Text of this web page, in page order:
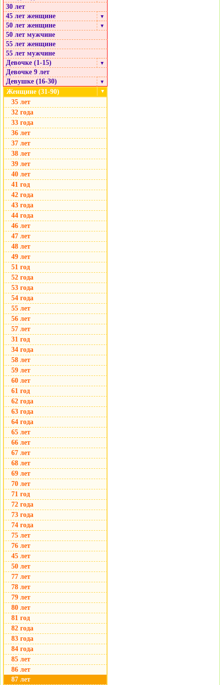
30 лет
45 лет женщине
▼
50 лет женщине ▼
50 лет мужчине
55 лет женщине
55 лет мужчине
Девочке (1-15)
▼
Девочке 9 лет
Девушке (16-30)
▼
Женщине (31-90) ▼
35 лет
32 года
33 года
36 лет
37 лет
38 лет
39 лет
40 лет
41 год
42 года
43 года
44 года
46 лет
47 лет
48 лет
49 лет
51 год
52 года
53 года
54 года
55 лет
56 лет
57 лет
31 год
34 года
58 лет
59 лет
60 лет
61 год
62 года
63 года
64 года
65 лет
66 лет
67 лет
68 лет
69 лет
70 лет
71 год
72 года
73 года
74 года
75 лет
76 лет
45 лет
50 лет
77 лет
78 лет
79 лет
80 лет
81 год
82 года
83 года
84 года
85 лет
86 лет
87 лет